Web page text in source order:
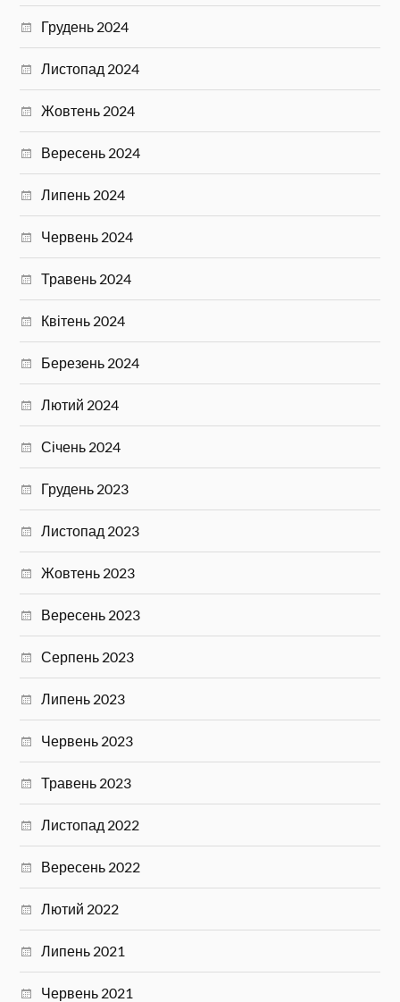
Грудень 2024
Листопад 2024
Жовтень 2024
Вересень 2024
Липень 2024
Червень 2024
Травень 2024
Квітень 2024
Березень 2024
Лютий 2024
Січень 2024
Грудень 2023
Листопад 2023
Жовтень 2023
Вересень 2023
Серпень 2023
Липень 2023
Червень 2023
Травень 2023
Листопад 2022
Вересень 2022
Лютий 2022
Липень 2021
Червень 2021